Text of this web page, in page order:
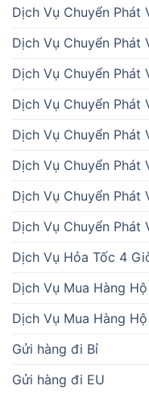
Dịch Vụ Chuyển Phát
Dịch Vụ Chuyển Phát
Dịch Vụ Chuyển Phát
Dịch Vụ Chuyển Phát
Dịch Vụ Chuyển Phát
Dịch Vụ Chuyển Phát
Dịch Vụ Chuyển Phát
Dịch Vụ Chuyển Phát
Dịch Vụ Hỏa Tốc 4
Dịch Vụ Mua Hàng Hộ
Dịch Vụ Mua Hàng
Gửi hàng đi Bỉ
Gửi hàng đi EU